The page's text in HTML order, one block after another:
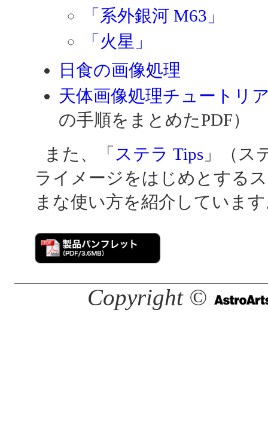
「系外銀河 M63」
「火星」
日食の画像処理
天体画像処理チュートリ
の手順をまとめたPDF）
また、「 ステラ Tips 」（ス
ライメージをはじめとする
まな使い方を紹介していま
Copyright ©